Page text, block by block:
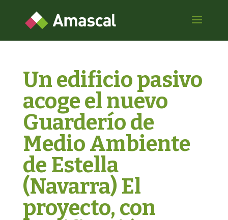
Un edificio pasivo
acoge el nuevo
Guarderío de
Medio Ambiente
de Estella
(Navarra) El
proyecto, con